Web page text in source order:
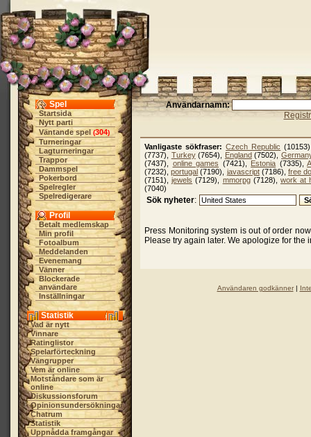
Spel
Startsida
Nytt parti
Väntande spel (304)
Turneringar
Lagturneringar
Trappor
Dammspel
Pokerbord
Spelregler
Spelredigerare
Profil
Betalt medlemskap
Min profil
Fotoalbum
Meddelanden
Evenemang
Vänner
Blockerade
användare
Inställningar
Statistik
Vad är nytt
Vinnare
Ratinglistor
Spelarförteckning
Vängrupper
Vem är online
Motståndare som är
online
Diskussionsforum
Opinionsundersökningar
Chatrum
Statistik
Uppnådda framgångar
Användarnamn:
Vanligaste sökfraser: Czech Republic
(7737), Turkey(7654), England(7502),
(7437), online games (7421), Estonia (7335),
(7232),portugal (7190), javascript(7186),free
(7151),jewels (7129), mmorpg(7128),work at
(7040)
Sök nyheter:
Press Monitoring system is out of order
Please try again later. We apologize for the
Användaren godkänner|